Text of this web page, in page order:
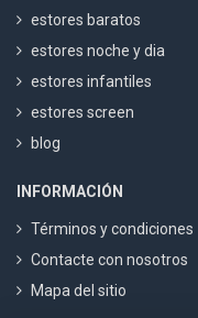
estores baratos
estores noche y dia
estores infantiles
estores screen
blog
INFORMACIÓN
Términos y condiciones
Contacte con nosotros
Mapa del sitio